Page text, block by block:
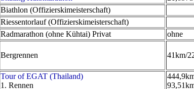
Biathlon (Offizierskimeisterschaft)
Riessentorlauf (Offizierskimeisterschaft)
Radmarathon (ohne Kühtai) Privat ohne
Bergrennen 41km/
Tour of EGAT (Thailand)
1. Rennen